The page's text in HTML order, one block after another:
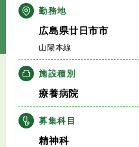
エージェントサービス
エージェントサービスTOP
サービスの流れ
キャリアアドバイザー紹介
医師の求人・転職Q&A
勤務地
広島県廿日市市
山陽本線
施設種別
療養病院
募集科目
精神科